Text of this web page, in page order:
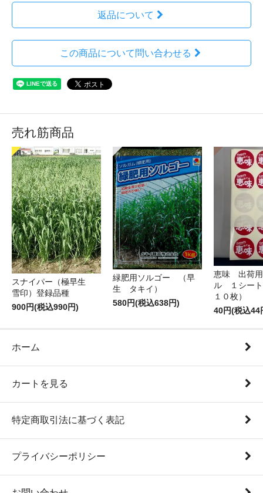
返品について
この商品について問い合わせる
売れ筋商品
スナイパー（極早生
雪印）登録品種
900円(税込990円)
緑肥用ソルゴー （早
生 タキイ）
580円(税込638円)
恵味 出荷
ル １シート
１０枚）
40円(税込44
ホーム
カートを見る
特定商取引法に基づく表記
プライバシーポリシー